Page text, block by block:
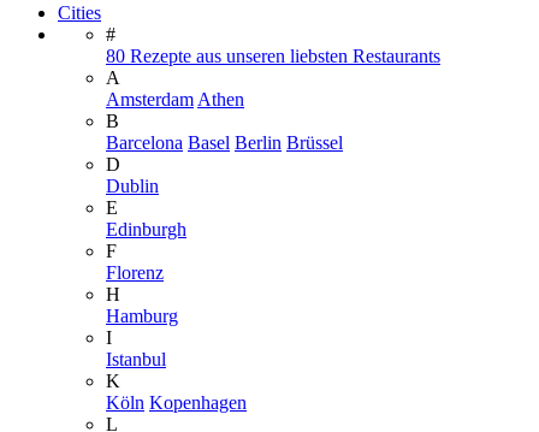
Cities
#
80 Rezepte aus unseren liebsten Restaurants
A
Amsterdam Athen
B
Barcelona Basel Berlin Brüssel
D
Dublin
E
Edinburgh
F
Florenz
H
Hamburg
I
Istanbul
K
Köln Kopenhagen
L